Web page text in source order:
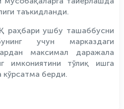
таъкидланди.
раҳбари ушбу ташаббусни
учун марказдаги
максимал даражала
имкониятини тўлиқ ишга
берди.